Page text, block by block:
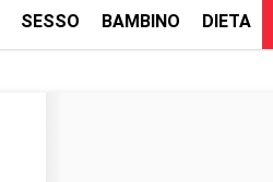
SESSO BAMBINO DIETA